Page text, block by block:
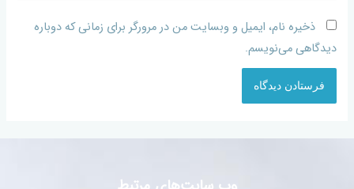
ذخیره نام، ایمیل و وبسایت من در مرورگر برای زمانی که دوباره
دیدگاهی می‌نویسم.